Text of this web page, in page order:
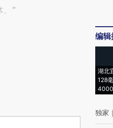
”
编辑
湖北
128
独家 ｜